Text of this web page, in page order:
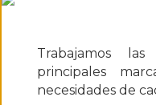
Trabajamos
principales
necesidades de